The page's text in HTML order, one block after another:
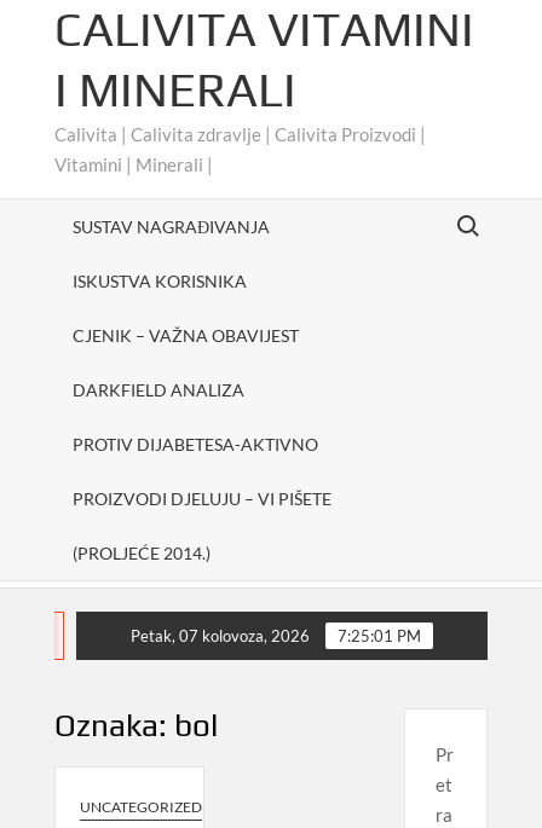
CALIVITA VITAMINI
I MINERALI
Calivita | Calivita zdravlje | Calivita Proizvodi |
Vitamini | Minerali |
SUSTAV NAGRAĐIVANJA
ISKUSTVA KORISNIKA
CJENIK – VAŽNA OBAVIJEST
DARKFIELD ANALIZA
PROTIV DIJABETESA-AKTIVNO
PROIZVODI DJELUJU – VI PIŠETE
(PROLJEĆE 2014.)
Search for:
SHAKE ONE PURE Protiv
Petak, 07 kolovoza, 2026 7:25:02 PM
Oznaka: bol
UNCATEGORIZED
Pr
et
ra